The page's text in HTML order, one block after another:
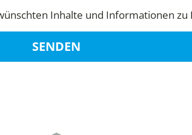
Inhalte und Informationen zu
SENDEN